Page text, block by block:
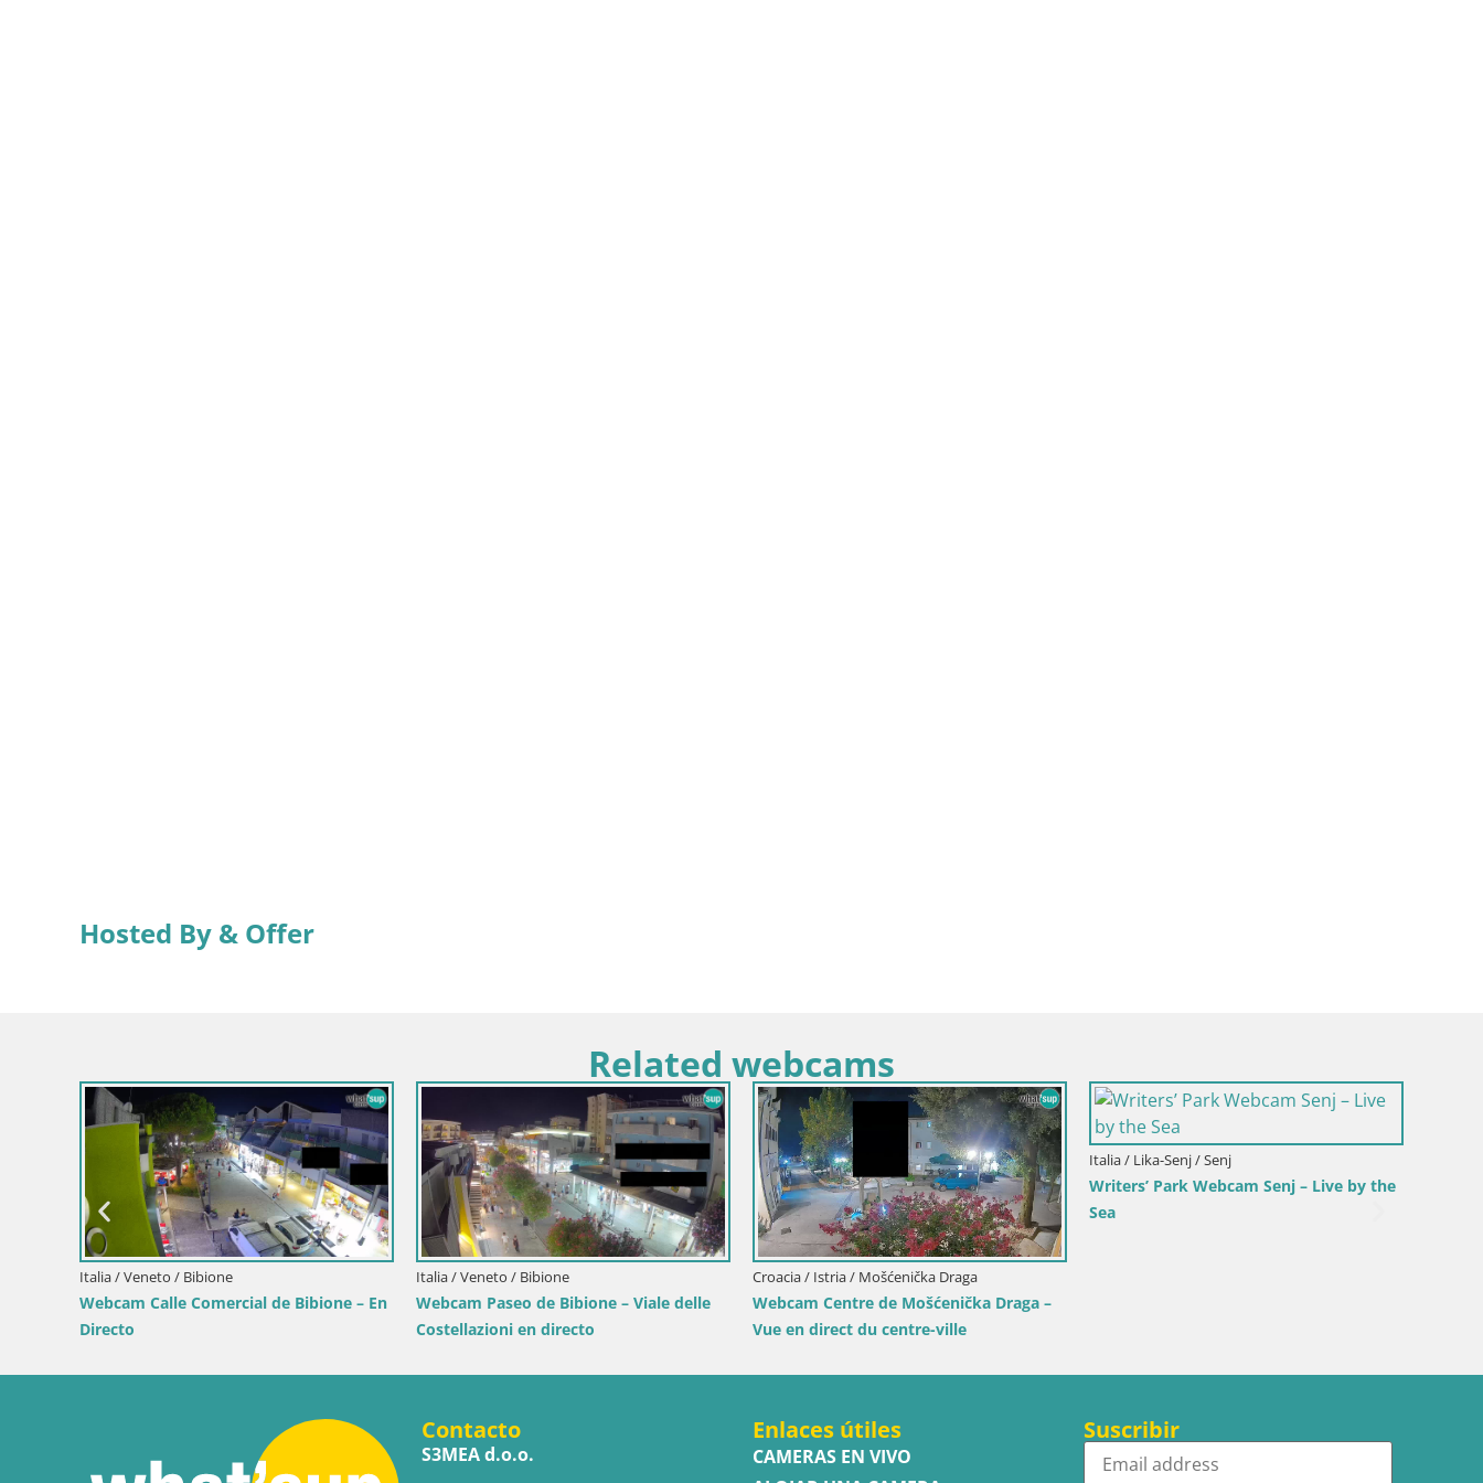
Hosted By & Offer
Related webcams
de Bibione – En
Italia / Veneto / Bibione
Webcam Paseo de Bibione – Viale delle
Croacia / Istria / Mošćenička Draga
Webcam Centre de Mošćenička Draga –
Vue en direct du centre-ville
Italia / Lika-Senj / Senj
Writers’ Park Webcam Senj – Live by the
Sea
Croacia / Lika-Senj / Senj
Senj en directo – Parque de los
Contacto
S3MEA d.o.o.
Enlaces útiles
CAMERAS EN VIVO
Suscribir